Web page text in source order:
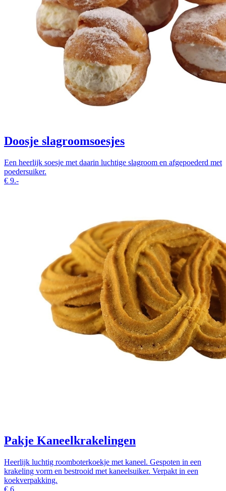
Doosje slagroomsoesjes
Een heerlijk soesje met daarin luchtige slagroom en afgepoederd met
poedersuiker.
€ 9.-
Pakje Kaneelkrakelingen
Heerlijk luchtig roomboterkoekje met kaneel. Gespoten in een
krakeling vorm en bestrooid met kaneelsuiker. Verpakt in een
koekverpakking.